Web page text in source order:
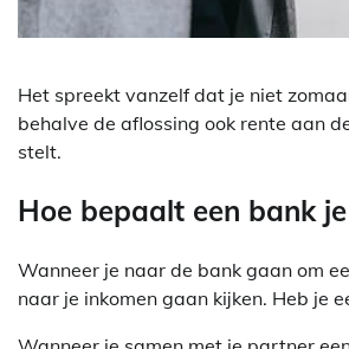
Het spreekt vanzelf dat je niet
behalve de aflossing ook rente aan
stelt.
Hoe bepaalt een bank
Wanneer je naar de bank gaan om
naar je inkomen gaan kijken. Heb je